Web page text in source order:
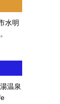
水明
温泉